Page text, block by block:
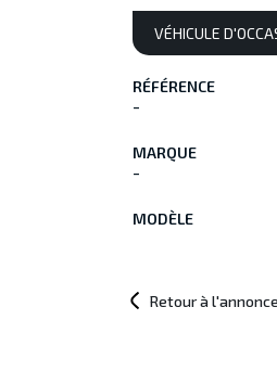
VÉHICULE
RÉFÉRENCE
-
MARQUE
-
MODÈLE
Retour à l'annonce